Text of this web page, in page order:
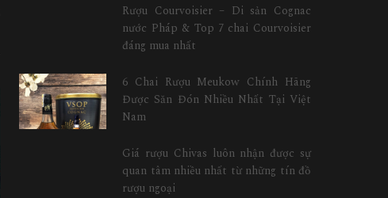
Rượu Courvoisier – Di sản Cognac
nước Pháp & Top 7 chai Courvoisier
đáng mua nhất
6 Chai Rượu Meukow Chính Hãng
Được Săn Đón Nhiều Nhất Tại Việt
Nam
Giá rượu Chivas luôn nhận được sự
quan tâm nhiều nhất từ những tín đồ
rượu ngoại